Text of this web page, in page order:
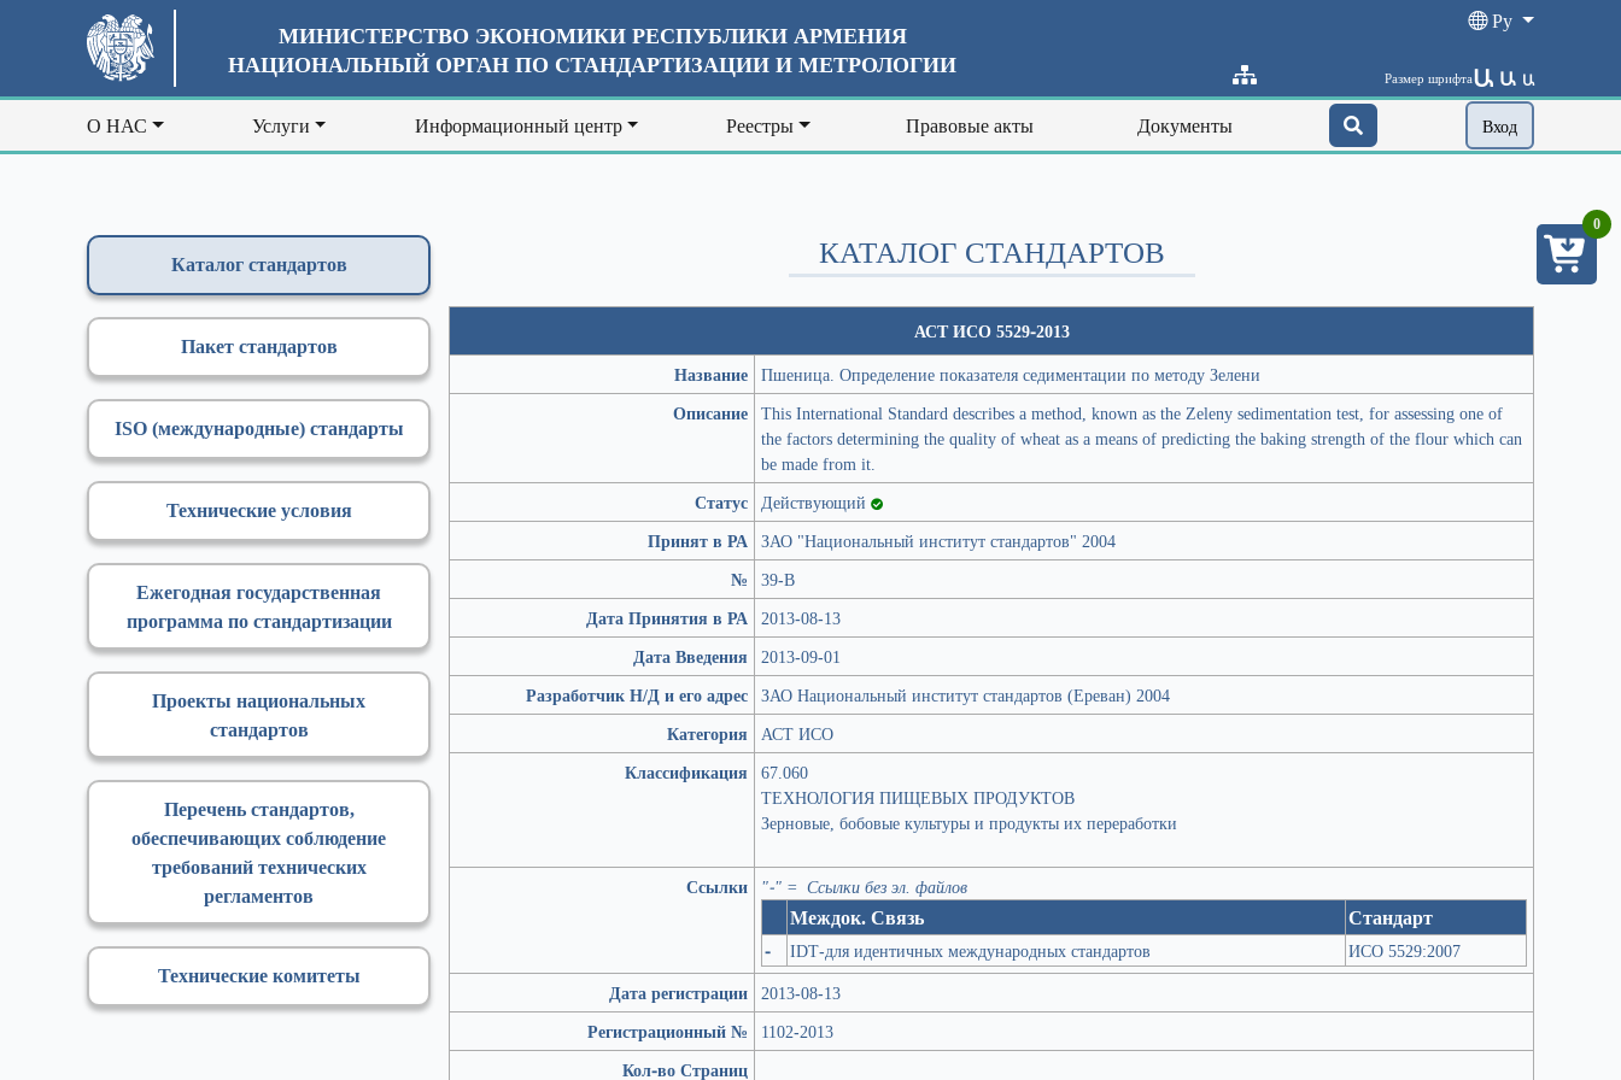
МИНИСТЕРСТВО ЭКОНОМИКИ РЕСПУБЛИКИ АРМЕНИЯ
НАЦИОНАЛЬНЫЙ ОРГАН ПО СТАНДАРТИЗАЦИИ И МЕТРОЛОГИИ
Ру
Размер шрифтаԱ Ա Ա
О НАС Услуги Информационный центр Реестры Правовые акты Документы Вход
Каталог стандартов
Пакет стандартов
ISO (международные) стандарты
Технические условия
Ежегодная государственная
программа по стандартизации
Проекты национальных
стандартов
Перечень стандартов,
обеспечивающих соблюдение
требований технических
регламентов
Технические комитеты
КАТАЛОГ СТАНДАРТОВ
АСТ ИСО 5529-2013
Название Пшеница. Определение показателя седиментации по методу Зелени
Описание This International Standard describes a method, known as the Zeleny sedimentation test, for assessing one of
the factors determining the quality of wheat as a means of predicting the baking strength of the flour which can
be made from it.
Статус Действующий
Принят в РА ЗАО "Национальный институт стандартов" 2004
№
39-В
Дата Принятия в РА 2013-08-13
Дата Введения
2013-09-01
Разработчик Н/Д и его адрес ЗАО Национальный институт стандартов (Ереван) 2004
Категория
АСТ ИСО
Классификация
67.060
ТЕХНОЛОГИЯ ПИЩЕВЫХ ПРОДУКТОВ
Зерновые, бобовые культуры и продукты их переработки
Ссылки "-" = Ссылки без эл. файлов
Междок. Связь Стандарт
- IDT-для идентичных международных стандартов
ИСО 5529:2007
Дата регистрации 2013-08-13
Регистрационный №
1102-2013
Кол-во Страниц
0